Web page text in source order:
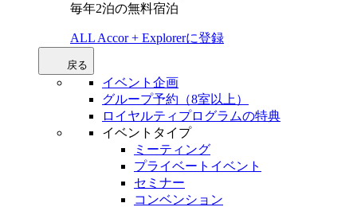
毎年2泊の無料宿泊
ALL Accor + Explorerに登録
戻る
イベント企画
グループ予約（8室以上）
ロイヤルティプログラムの特典
イベントタイプ
ミーティング
プライベートイベント
セミナー
コンベンション